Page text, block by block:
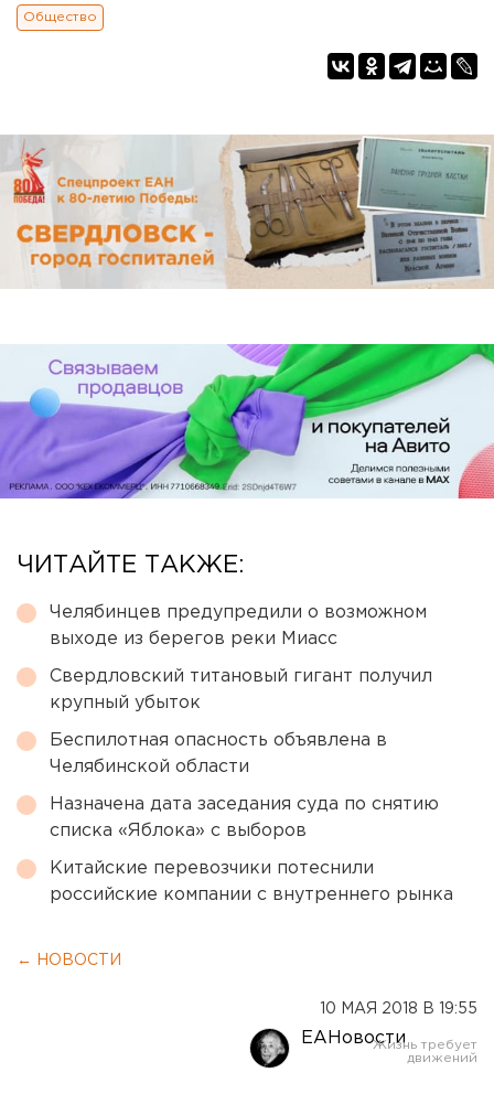
Общество
ЧИТАЙТЕ ТАКЖЕ:
Челябинцев предупредили о возможном
выходе из берегов реки Миасс
Свердловский титановый гигант получил
крупный убыток
Беспилотная опасность объявлена в
Челябинской области
Назначена дата заседания суда по снятию
списка «Яблока» с выборов
Китайские перевозчики потеснили
российские компании с внутреннего рынка
← НОВОСТИ
10 МАЯ 2018 В 19:55
ЕАНовости